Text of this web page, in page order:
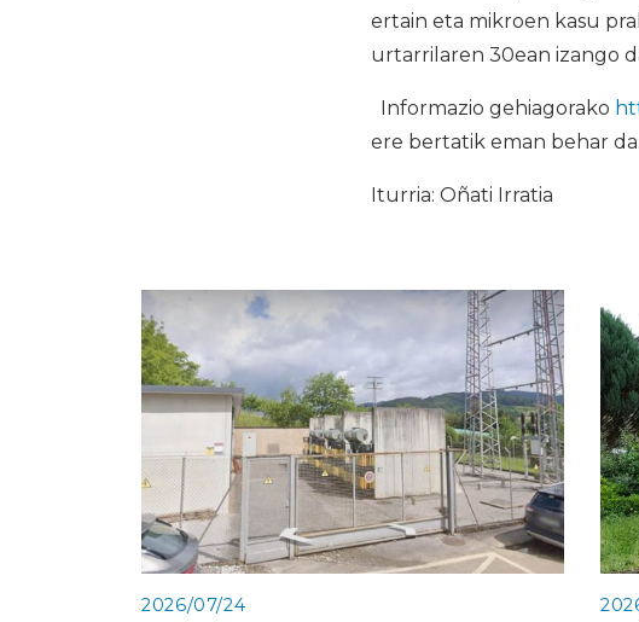
ertain eta mikroen kasu
urtarrilaren 30ean izango
Informazio gehiagorako
ere bertatik eman behar da.
Iturria: Oñati Irratia
2026/07/24